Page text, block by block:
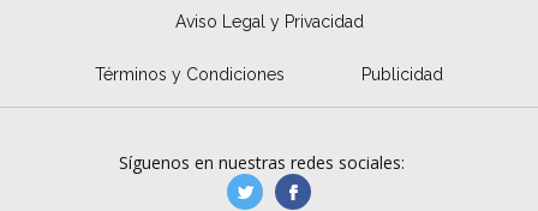
Aviso Legal y Privacidad
Términos y Condiciones Publicidad
Síguenos en nuestras redes sociales:
manufacturaGE